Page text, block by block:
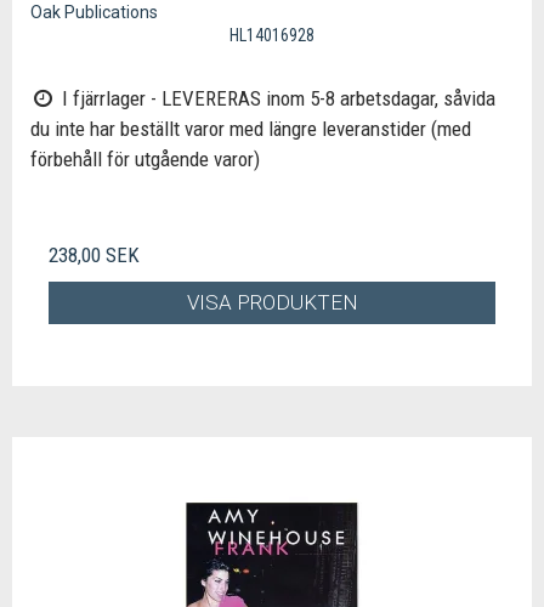
Oak Publications
HL14016928
I fjärrlager - LEVERERAS inom 5-8 arbetsdagar, såvida
du inte har beställt varor med längre leveranstider (med
förbehåll för utgående varor)
238,00 SEK
VISA PRODUKTEN